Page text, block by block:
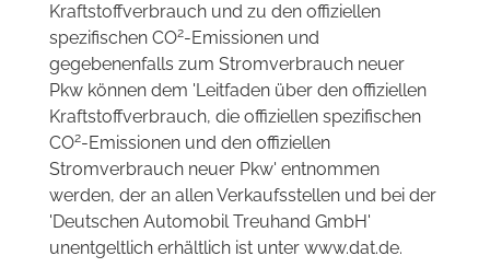
Kraftstoffverbrauch und zu den offiziellen
spezifischen CO2-Emissionen und
gegebenenfalls zum Stromverbrauch neuer
Pkw können dem 'Leitfaden über den offiziellen
Kraftstoffverbrauch, die offiziellen spezifischen
CO2-Emissionen und den offiziellen
Stromverbrauch neuer Pkw' entnommen
werden, der an allen Verkaufsstellen und bei der
'Deutschen Automobil Treuhand GmbH'
unentgeltlich erhältlich ist unter www.dat.de.